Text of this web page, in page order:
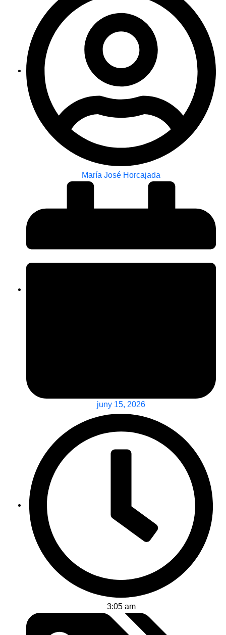
María José Horcajada
juny 15, 2026
3:05 am